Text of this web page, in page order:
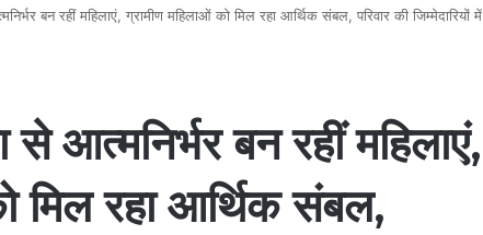
बन रहीं महिलाएं, ग्रामीण महिलाओं को मिल रहा आर्थिक संबल, परिवार की जिम्मेदारियों में
से आत्मनिर्भर बन रहीं महिलाएं,
मिल रहा आर्थिक संबल,